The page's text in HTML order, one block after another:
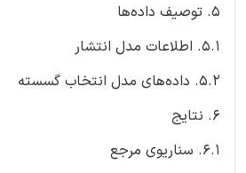
5. توصیف داده‌ها
5.1. اطلاعات مدل انتشار
5.2. داده‌های مدل انتخاب گسسته
6. نتایج
6.1. سناریوی مرجع